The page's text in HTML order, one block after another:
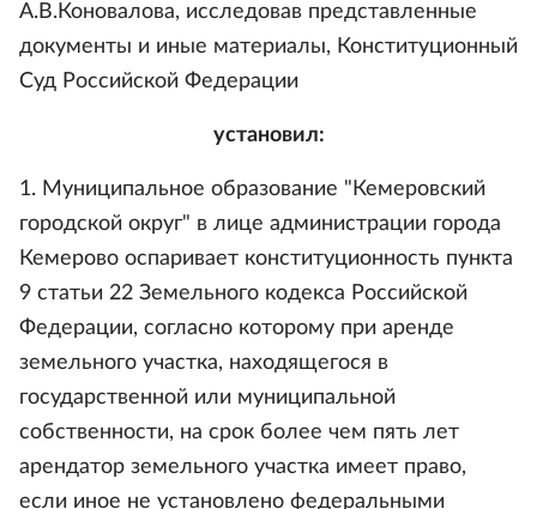
А.В.Коновалова, исследовав представленные
документы и иные материалы, Конституционный
Суд Российской Федерации
установил:
1. Муниципальное образование "Кемеровский
городской округ" в лице администрации города
Кемерово оспаривает конституционность пункта
9 статьи 22 Земельного кодекса Российской
Федерации, согласно которому при аренде
земельного участка, находящегося в
государственной или муниципальной
собственности, на срок более чем пять лет
арендатор земельного участка имеет право,
если иное не установлено федеральными